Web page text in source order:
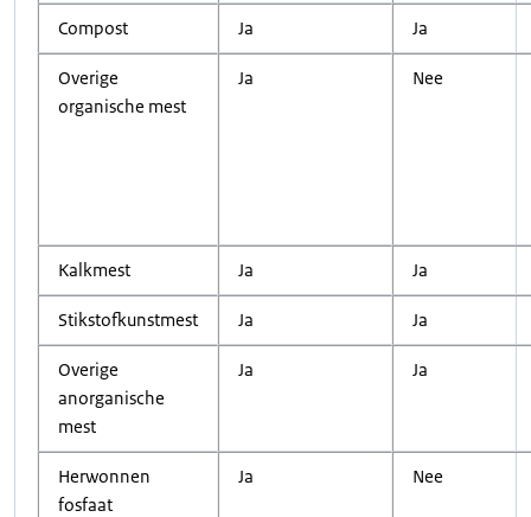
Compost Ja Ja
Overige
organische mest
Ja Nee
Kalkmest Ja Ja
Stikstofkunstmest Ja Ja
Overige
anorganische
mest
Ja Ja
Herwonnen
fosfaat
Ja Nee